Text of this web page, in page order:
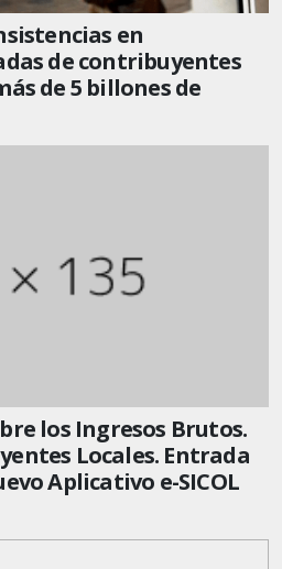
en
de contribuyentes
de 5 billones de
los Ingresos Brutos.
Locales. Entrada
Aplicativo e-SICOL